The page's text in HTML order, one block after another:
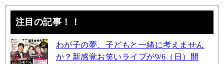
注目の記事！！
わが子の夢、子どもと一緒に考えません
か？新感覚お笑いライブが9/6（日）開